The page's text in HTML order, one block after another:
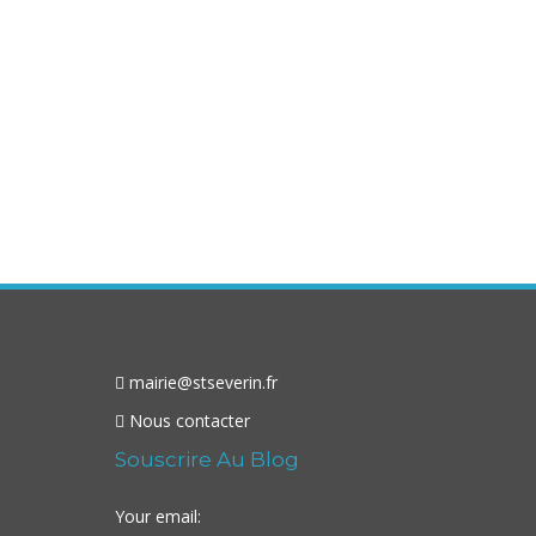
mairie@stseverin.fr
Nous contacter
Souscrire Au Blog
Your email: